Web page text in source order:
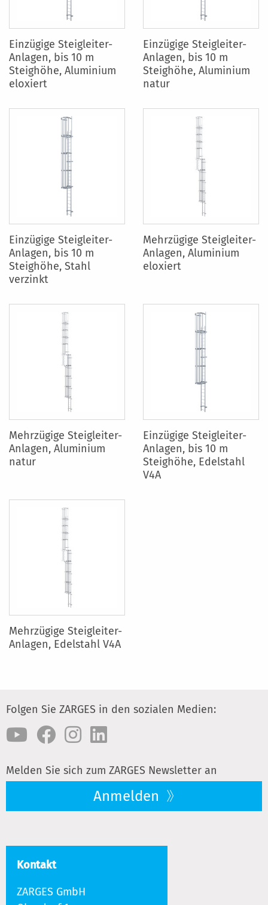
Einzügige Steigleiter-
Anlagen, bis 10 m
Steighöhe, Aluminium
eloxiert
Einzügige Steigleiter-
Anlagen, bis 10 m
Steighöhe, Aluminium
natur
Einzügige Steigleiter-
Anlagen, bis 10 m
Steighöhe, Stahl
verzinkt
Mehrzügige Steigleiter-
Anlagen, Aluminium
eloxiert
Mehrzügige Steigleiter-
Anlagen, Aluminium
natur
Einzügige Steigleiter-
Anlagen, bis 10 m
Steighöhe, Edelstahl
V4A
Mehrzügige Steigleiter-
Anlagen, Edelstahl V4A
Folgen Sie ZARGES in den sozialen Medien:
Melden Sie sich zum ZARGES Newsletter an
Anmelden
Kontakt
ZARGES GmbH